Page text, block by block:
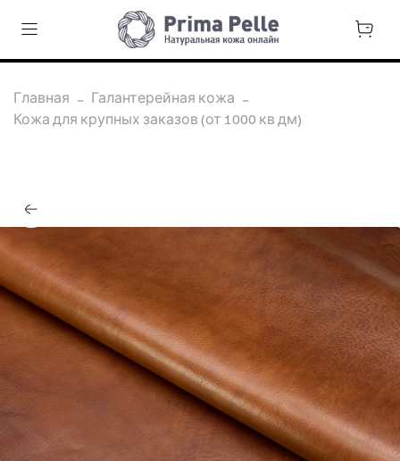
Главная
Галантерейная кожа
Кожа для крупных заказов (от 1000 кв дм)